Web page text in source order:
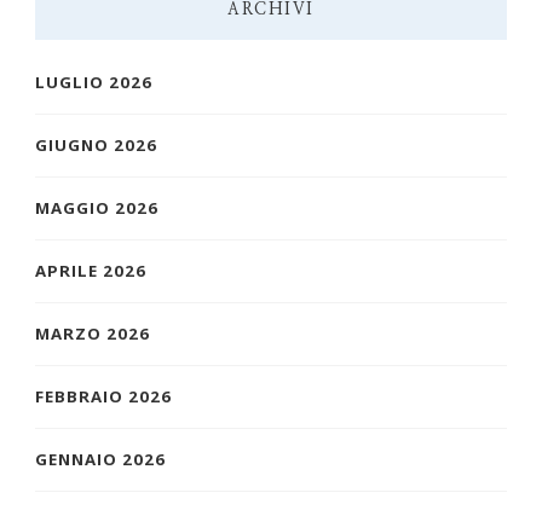
ARCHIVI
LUGLIO 2026
GIUGNO 2026
MAGGIO 2026
APRILE 2026
MARZO 2026
FEBBRAIO 2026
GENNAIO 2026